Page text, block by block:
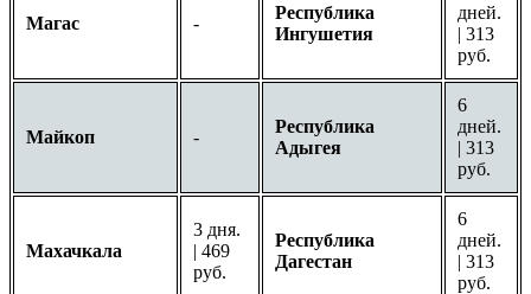
Магас -
Республика
Ингушетия
дней.
| 313
руб.
Майкоп -
Республика
Адыгея
6
дней.
| 313
руб.
Махачкала
3 дня.
| 469
руб.
Республика
Дагестан
6
дней.
| 313
руб.